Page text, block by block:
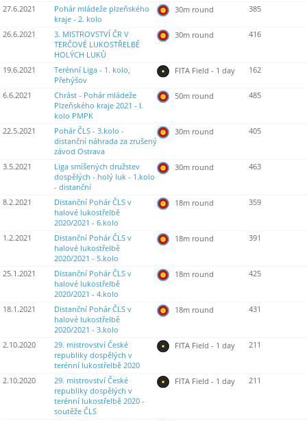
27.6.2021
Pohár mládeže plzeňského
kraje - 2. kolo
30m round 385
26.6.2021
3. MISTROVSTVÍ ČR V
TERČOVÉ LUKOSTŘELBĚ
HOLÝCH LUKŮ
30m round 416
19.6.2021
Terénní Liga - 1. kolo,
Přehýšov
FITA Field - 1 day 162
6.6.2021
Chrást - Pohár mládeže
Plzeňského kraje 2021 - I.
kolo PMPK
50m round 485
22.5.2021
Pohár ČLS - 3.kolo -
distanční náhrada za zrušený
závod Ostrava
30m round 405
3.5.2021
Liga smíšených družstev
dospělých - holý luk - 1.kolo
- distanční
30m round 463
8.2.2021
Distanční Pohár ČLS v
halové lukostřelbě
2020/2021 - 6.kolo
18m round 359
1.2.2021
Distanční Pohár ČLS v
halové lukostřelbě
2020/2021 - 5.kolo
18m round 391
25.1.2021
Distanční Pohár ČLS v
halové lukostřelbě
2020/2021 - 4.kolo
18m round 425
18.1.2021
Distanční Pohár ČLS v
halové lukostřelbě
2020/2021 - 3.kolo
18m round 431
2.10.2020
29. mistrovství České
republiky dospělých v
terénní lukostřelbě 2020
FITA Field - 1 day 211
2.10.2020
29. mistrovství České
republiky dospělých v
terénní lukostřelbě 2020 -
soutěže ČLS
FITA Field - 1 day 211